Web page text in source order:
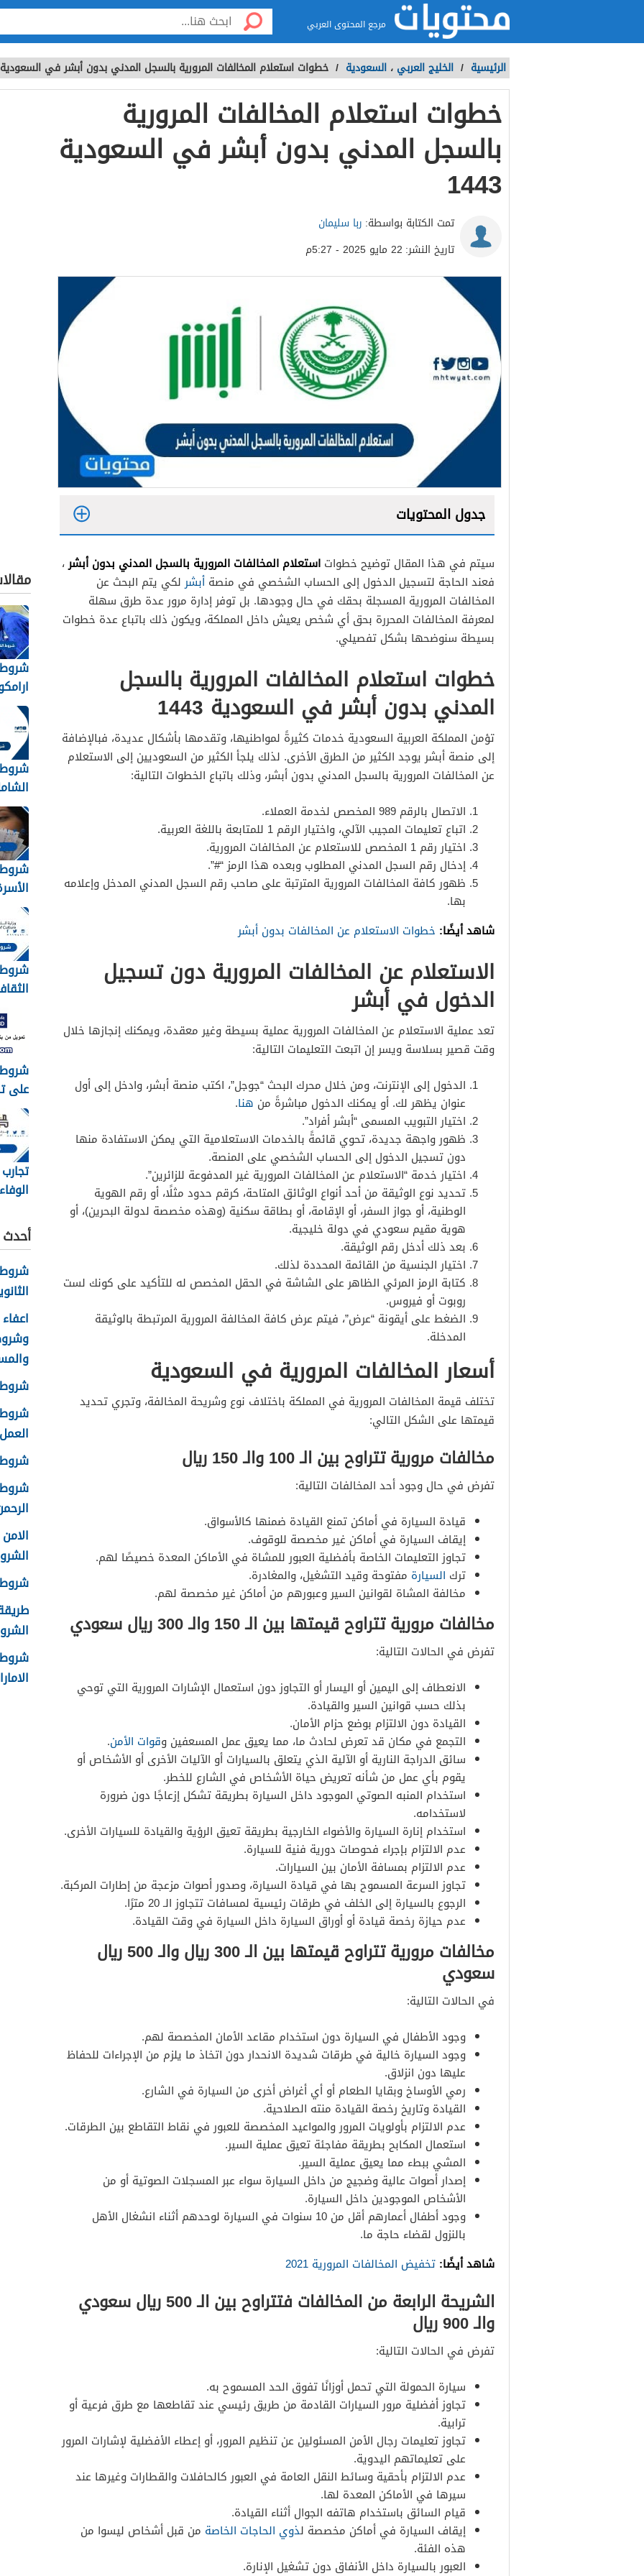
مرجع المحتوى العربي
الرئيسية / الخليج العربي ، السعودية / خطوات استعلام المخالفات المرورية بالسجل المدني بدون أبشر في السعودية 1443
خطوات استعلام المخالفات المرورية
بالسجل المدني بدون أبشر في السعودية
1443
تمت الكتابة بواسطة: ربا سليمان
تاريخ النشر: 22 مايو 2025 - 5:27م
جدول المحتويات
مخالفات مرورية تتراوح بين الـ 100 والـ 150 ريال
مخالفات مرورية تتراوح قيمتها بين الـ 150 والـ 300 ريال سعودي
مخالفات مرورية تتراوح قيمتها بين الـ 300 ريال والـ 500 ريال سعودي
الشريحة الرابعة من المخالفات فتتراوح بين الـ 500 ريال سعودي والـ 900 ريال
غرامات تتراوح قيمتها بين الـ 100 والـ 200 ريال سعودي
الشريحة السادسة تشمل غرامات بين 3000 و6000 ريال سعودي
سيتم في هذا المقال توضيح خطوات استعلام المخالفات المرورية بالسجل المدني بدون أبشر،
فعند الحاجة لتسجيل الدخول إلى الحساب الشخصي في منصة أبشرلكي يتم البحث عن
المخالفات المرورية المسجلة بحقك في حال وجودها. بل توفر إدارة مرور عدة طرق سهلة
لمعرفة المخالفات المحررة بحق أي شخص يعيش داخل المملكة، ويكون ذلك باتباع عدة خطوات
بسيطة سنوضحها بشكل تفصيلي.
خطوات استعلام المخالفات المرورية بالسجل
المدني بدون أبشر في السعودية 1443
تؤمن المملكة العربية السعودية خدمات كثيرةً لمواطنيها، وتقدمها بأشكال عديدة، فبالإضافة
إلى منصة أبشر يوجد الكثير من الطرق الأخرى. لذلك يلجأ الكثير من السعوديين إلى الاستعلام
عن المخالفات المرورية بالسجل المدني بدون أبشر، وذلك باتباع الخطوات التالية:
الاتصال بالرقم 989 المخصص لخدمة العملاء.
اتباع تعليمات المجيب الآلي، واختيار الرقم 1 للمتابعة باللغة العربية.
اختيار رقم 1 المخصص للاستعلام عن المخالفات المرورية.
إدخال رقم السجل المدني المطلوب وبعده هذا الرمز “#”.
ظهور كافة المخالفات المرورية المترتبة على صاحب رقم السجل المدني المدخل وإعلامه
بها.
شاهد أيضًا: خطوات الاستعلام عن المخالفات بدون أبشر
الاستعلام عن المخالفات المرورية دون تسجيل
الدخول في أبشر
تعد عملية الاستعلام عن المخالفات المرورية عملية بسيطة وغير معقدة، ويمكنك إنجازها خلال
وقت قصير بسلاسة ويسر إن اتبعت التعليمات التالية:
الدخول إلى الإنترنت، ومن خلال محرك البحث “جوجل”، اكتب منصة أبشر، وادخل إلى أول
عنوان يظهر لك. أو يمكنك الدخول مباشرةً من هنا.
اختيار التبويب المسمى “أبشر أفراد”.
ظهور واجهة جديدة، تحوي قائمةً بالخدمات الاستعلامية التي يمكن الاستفادة منها
دون تسجيل الدخول إلى الحساب الشخصي على المنصة.
اختيار خدمة “الاستعلام عن المخالفات المرورية غير المدفوعة للزائرين”.
تحديد نوع الوثيقة من أحد أنواع الوثائق المتاحة، كرقم حدود مثلًا، أو رقم الهوية
الوطنية، أو جواز السفر، أو الإقامة، أو بطاقة سكنية (وهذه مخصصة لدولة البحرين)، أو
هوية مقيم سعودي في دولة خليجية.
بعد ذلك أدخل رقم الوثيقة.
اختيار الجنسية من القائمة المحددة لذلك.
كتابة الرمز المرئي الظاهر على الشاشة في الحقل المخصص له للتأكيد على كونك لست
روبوت أو فيروس.
الضغط على أيقونة “عرض”، فيتم عرض كافة المخالفة المرورية المرتبطة بالوثيقة
المدخلة.
أسعار المخالفات المرورية في السعودية
تختلف قيمة المخالفات المرورية في المملكة باختلاف نوع وشريحة المخالفة، وتجري تحديد
قيمتها على الشكل التالي:
مخالفات مرورية تتراوح بين الـ 100 والـ 150 ريال
تفرض في حال وجود أحد المخالفات التالية:
قيادة السيارة في أماكن تمنع القيادة ضمنها كالأسواق.
إيقاف السيارة في أماكن غير مخصصة للوقوف.
تجاوز التعليمات الخاصة بأفضلية العبور للمشاة في الأماكن المعدة خصيصًا لهم.
ترك السيارة مفتوحة وقيد التشغيل، والمغادرة.
مخالفة المشاة لقوانين السير وعبورهم من أماكن غير مخصصة لهم.
مخالفات مرورية تتراوح قيمتها بين الـ 150 والـ 300 ريال سعودي
تفرض في الحالات التالية:
الانعطاف إلى اليمين أو اليسار أو التجاوز دون استعمال الإشارات المرورية التي توحي
بذلك حسب قوانين السير والقيادة.
القيادة دون الالتزام بوضع حزام الأمان.
التجمع في مكان قد تعرض لحادث ما، مما يعيق عمل المسعفين وقوات الأمن.
سائق الدراجة النارية أو الآلية الذي يتعلق بالسيارات أو الآليات الأخرى أو الأشخاص أو
يقوم بأي عمل من شأنه تعريض حياة الأشخاص في الشارع للخطر.
استخدام المنبه الصوتي الموجود داخل السيارة بطريقة تشكل إزعاجًا دون ضرورة
لاستخدامه.
استخدام إنارة السيارة والأضواء الخارجية بطريقة تعيق الرؤية والقيادة للسيارات الأخرى.
عدم الالتزام بإجراء فحوصات دورية فنية للسيارة.
عدم الالتزام بمسافة الأمان بين السيارات.
تجاوز السرعة المسموح بها في قيادة السيارة، وصدور أصوات مزعجة من إطارات المركبة.
الرجوع بالسيارة إلى الخلف في طرقات رئيسية لمسافات تتجاوز الـ 20 مترًا.
عدم حيازة رخصة قيادة أو أوراق السيارة داخل السيارة في وقت القيادة.
مخالفات مرورية تتراوح قيمتها بين الـ 300 ريال والـ 500 ريال
سعودي
في الحالات التالية:
وجود الأطفال في السيارة دون استخدام مقاعد الأمان المخصصة لهم.
وجود السيارة خالية في طرقات شديدة الانحدار دون اتخاذ ما يلزم من الإجراءات للحفاظ
عليها دون انزلاق.
رمي الأوساخ وبقايا الطعام أو أي أغراض أخرى من السيارة في الشارع.
القيادة وتاريخ رخصة القيادة منته الصلاحية.
عدم الالتزام بأولويات المرور والمواعيد المخصصة للعبور في نقاط التقاطع بين الطرقات.
استعمال المكابح بطريقة مفاجئة تعيق عملية السير.
المشي ببطء مما يعيق عملية السير.
إصدار أصوات عالية وضجيج من داخل السيارة سواء عبر المسجلات الصوتية أو من
الأشخاص الموجودين داخل السيارة.
وجود أطفال أعمارهم أقل من 10 سنوات في السيارة لوحدهم أثناء انشغال الأهل
بالنزول لقضاء حاجة ما.
شاهد أيضًا: تخفيض المخالفات المرورية 2021
الشريحة الرابعة من المخالفات فتتراوح بين الـ 500 ريال سعودي
والـ 900 ريال
تفرض في الحالات التالية:
سيارة الحمولة التي تحمل أوزانًا تفوق الحد المسموح به.
تجاوز أفضلية مرور السيارات القادمة من طريق رئيسي عند تقاطعها مع طرق فرعية أو
ترابية.
تجاوز تعليمات رجال الأمن المسئولين عن تنظيم المرور، أو إعطاء الأفضلية لإشارات المرور
على تعليماتهم اليدوية.
عدم الالتزام بأحقية وسائط النقل العامة في العبور كالحافلات والقطارات وغيرها عند
سيرها في الأماكن المعدة لها.
قيام السائق باستخدام هاتفه الجوال أثناء القيادة.
إيقاف السيارة في أماكن مخصصة لذوي الحاجات الخاصة من قبل أشخاص ليسوا من
هذه الفئة.
العبور بالسيارة داخل الأنفاق دون تشغيل الإنارة.
الثانوية
شروط
1448
الأسرة
شروط
على
كفيل
معهم
أحدث
شروط
شروط
العمل
شروط
شروط
شروط